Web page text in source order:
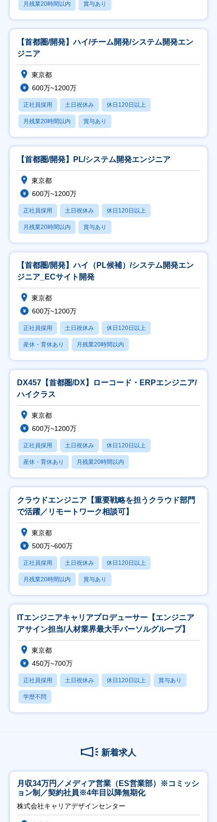
月残業20時間以内 賞与あり
【首都圏/開発】ハイ/チーム開発/システム開発エン
ジニア
東京都
600万~1200万
正社員採用 土日祝休み 休日120日以上
月残業20時間以内 賞与あり
【首都圏/開発】PL/システム開発エンジニア
東京都
600万~1200万
正社員採用 土日祝休み 休日120日以上
月残業20時間以内 賞与あり
【首都圏/開発】ハイ（PL候補）/システム開発エン
ジニア_ECサイト開発
東京都
600万~1200万
正社員採用 土日祝休み 休日120日以上
産休・育休あり 月残業20時間以内
DX457【首都圏/DX】ローコード・ERPエンジニア/
ハイクラス
東京都
600万~1200万
正社員採用 土日祝休み 休日120日以上
産休・育休あり 月残業20時間以内
クラウドエンジニア【重要戦略を担うクラウド部門
で活躍／リモートワーク相談可】
東京都
500万~600万
正社員採用 土日祝休み 休日120日以上
月残業20時間以内 賞与あり
ITエンジニアキャリアプロデューサー【エンジニア
アサイン担当/人材業界最大手パーソルグループ】
東京都
450万~700万
正社員採用 土日祝休み 休日120日以上 賞与あり
学歴不問
新着求人
月収34万円／メディア営業（ES営業部）※コミッシ
ョン制／契約社員※4年目以降無期化
株式会社キャリアデザインセンター